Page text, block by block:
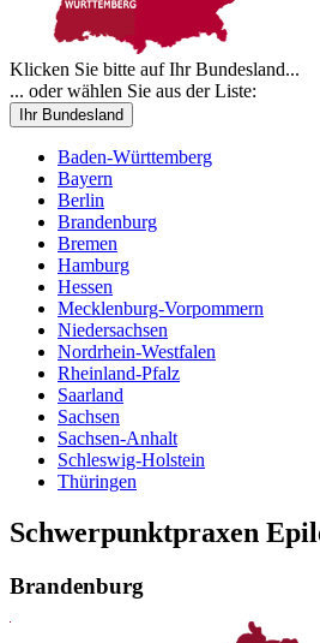
Klicken Sie bitte auf Ihr Bundesland...
... oder wählen Sie aus der Liste:
Ihr Bundesland
Baden-Württemberg
Bayern
Berlin
Brandenburg
Bremen
Hamburg
Hessen
Mecklenburg-Vorpommern
Niedersachsen
Nordrhein-Westfalen
Rheinland-Pfalz
Saarland
Sachsen
Sachsen-Anhalt
Schleswig-Holstein
Thüringen
Schwerpunktpraxen
Brandenburg